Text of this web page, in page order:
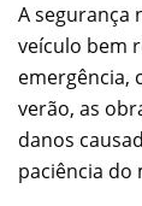
A segurança
veículo bem
emergência,
verão, as
danos
paciência do